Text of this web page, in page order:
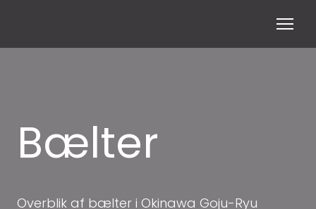
Bælter
Overblik af bælter i Okinawa Goju-Ryu